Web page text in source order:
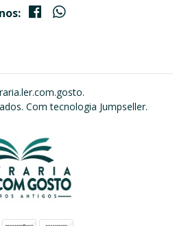
Com tecnologia Jumpseller.